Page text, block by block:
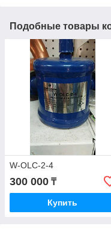
Подобные товары
W-OLC-2-4
300 000 ₸
Купить